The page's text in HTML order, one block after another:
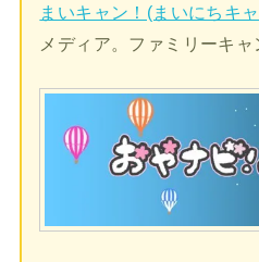
まいキャン！(まいにちキ
メディア。ファミリーキ